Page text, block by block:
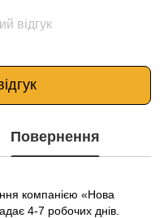
відгук
Повернення
компанією «Нова
4-7 робочих днів.